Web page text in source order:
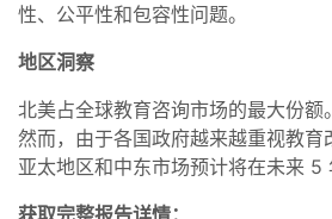
性、公平性和包容性问题。
地区洞察
北美占全球教育咨询市场的最大份额
然而，由于各国政府越来越重视教育
亚太地区和中东市场预计将在未来 5
获取完整报告详情：